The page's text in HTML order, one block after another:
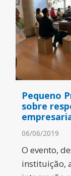
Pequeno
sobre
06/06/2019
O evento,
instituição,